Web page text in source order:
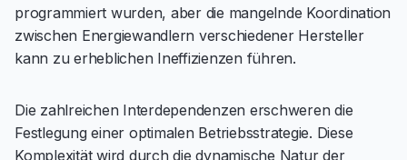
programmiert wurden, aber die mangelnde Koordination
zwischen Energiewandlern verschiedener Hersteller
kann zu erheblichen Ineffizienzen führen.
Die zahlreichen Interdependenzen erschweren die
Festlegung einer optimalen Betriebsstrategie. Diese
Komplexität wird durch die dynamische Natur der